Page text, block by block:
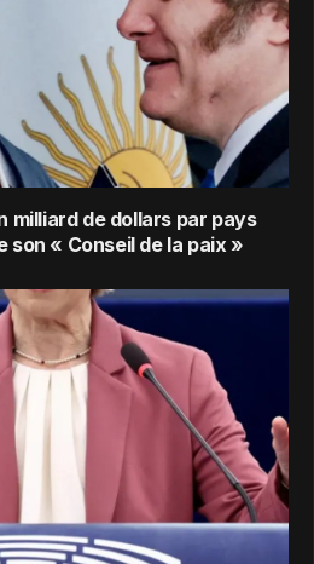
milliard de dollars par pays
son « Conseil de la paix »